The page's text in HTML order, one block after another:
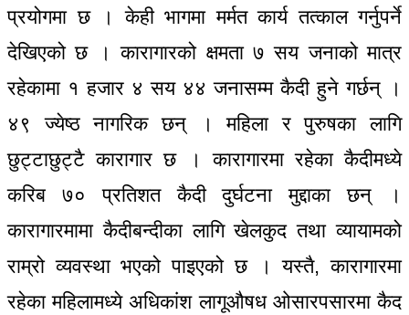
प्रयोगमा छ । केही भागमा मर्मत कार्य तत्काल गर्नुपर्ने
देखिएको छ । कारागारको क्षमता ७ सय जनाको मात्र
रहेकामा १ हजार ४ सय ४४ जनासम्म कैदी हुने गर्छन् ।
४९ ज्येष्ठ नागरिक छन् । महिला र पुरुषका लागि
छुट्टाछुट्टै कारागार छ । कारागारमा रहेका कैदीमध्ये
करिब ७० प्रतिशत कैदी दुर्घटना मुद्दाका छन् ।
कारागारमामा कैदीबन्दीका लागि खेलकुद तथा व्यायामको
राम्रो व्यवस्था भएको पाइएको छ । यस्तै, कारागारमा
रहेका महिलामध्ये अधिकांश लागूऔषध ओसारपसारमा कैद